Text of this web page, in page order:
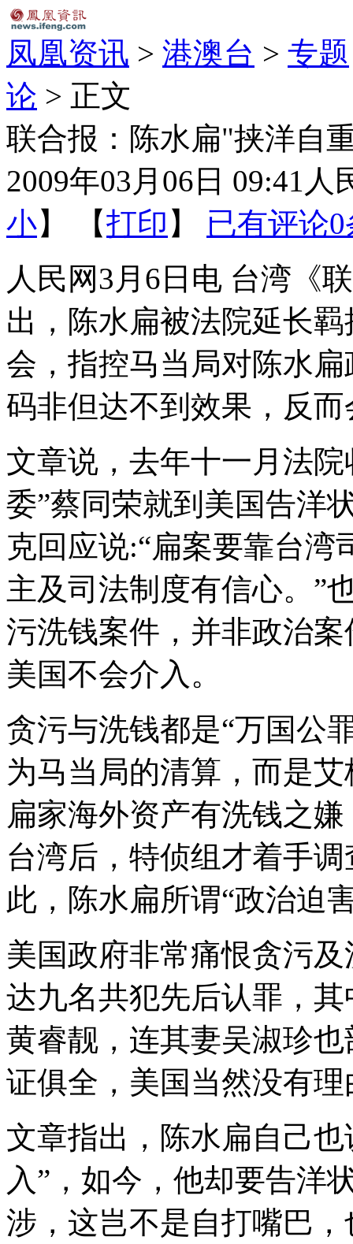
凤凰资讯 > 港澳台 > 专题
论 > 正文
联合报：陈水扁"挟洋自
2009年03月06日 09:41 人
小】 【打印 】 已有评论0
人民网3月6日电 台湾《
出，陈水扁被法院延长
会，指控马当局对陈水
码非但达不到效果，反
文章说，去年十一月法
委”蔡同荣就到美国告洋
克回应说:“扁案要靠台湾
主及司法制度有信心。”
污洗钱案件，并非政治
美国不会介入。
贪污与洗钱都是“万国公
为马当局的清算，而是
扁家海外资产有洗钱之
台湾后，特侦组才着手
此，陈水扁所谓“政治迫
美国政府非常痛恨贪污
达九名共犯先后认罪，
黄睿靓，连其妻吴淑珍
证俱全，美国当然没有
文章指出，陈水扁自己
入”，如今，他却要告洋
涉，这岂不是自打嘴巴